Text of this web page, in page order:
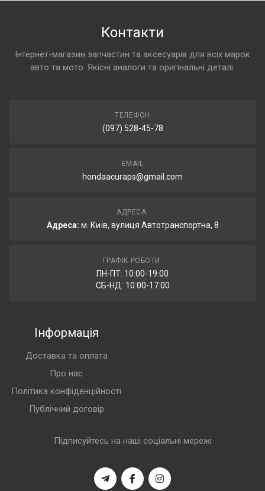
Контакти
Інтернет-магазин запчастин та аксесуарів для всіх марок
авто та мото. Якісні аналоги та оригінальні деталі.
ТЕЛЕФОН
(097) 528-45-78
EMAIL
hondaacuraps@gmail.com
АДРЕСА:
Адреса: м. Київ, вулиця Автотранспортна, 8
ГРАФІК РОБОТИ:
ПН-ПТ: 10:00-19:00
СБ-НД: 10:00-17:00
Інформація
Доставка та оплата
Про нас
Політика конфіденційності
Публічний договір
Підписуйтесь на наші соціальні мережі